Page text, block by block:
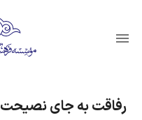
رفاقت به جای نصیحت